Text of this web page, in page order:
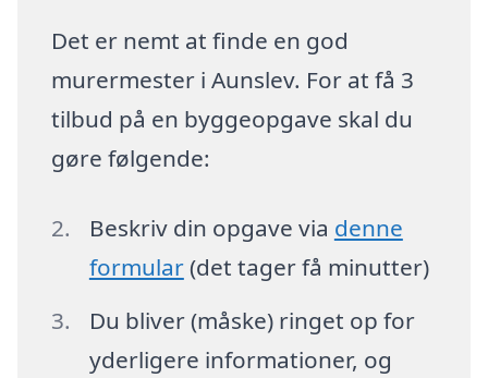
Det er nemt at finde en god
murermester i Aunslev. For at få 3
tilbud på en byggeopgave skal du
gøre følgende:
Beskriv din opgave via denne
formular(det tager få minutter)
Du bliver (måske) ringet op for
yderligere informationer, og